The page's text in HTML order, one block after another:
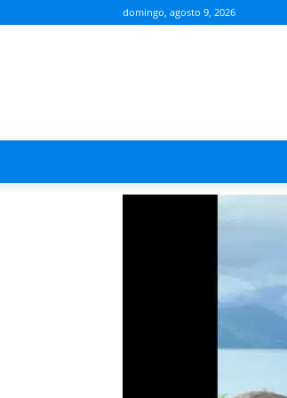
domingo, agosto 9, 2026